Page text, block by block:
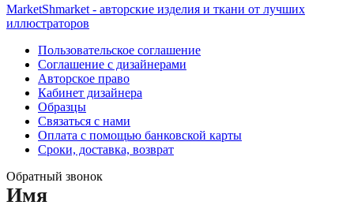
MarketShmarket - авторские изделия и ткани от лучших
иллюстраторов
Пользовательское соглашение
Соглашение с дизайнерами
Авторское право
Кабинет дизайнера
Образцы
Связаться с нами
Оплата с помощью банковской карты
Сроки, доставка, возврат
Обратный звонок
Имя